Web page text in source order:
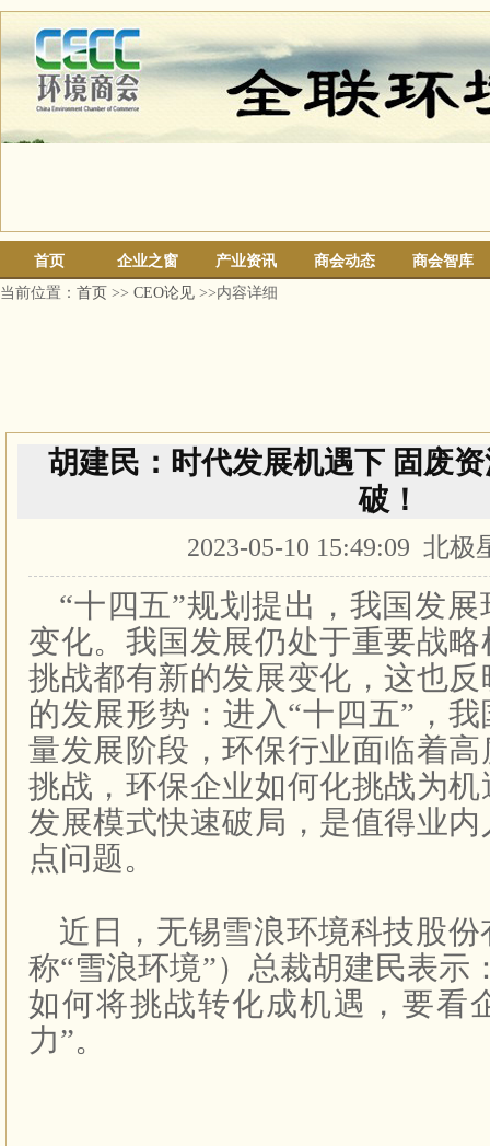
首页 企业之窗 产业资讯 商会动态
商会智库
当前位置： 首页 >> CEO论见 >>内容详细
胡建民：时代发展机遇下 固废
破！
2023-05-10 15:49:09 北极
“十四五”规划提出，我国发
变化。我国发展仍处于重要战
挑战都有新的发展变化，这也
的发展形势：进入“十四五”，
量发展阶段，环保行业面临着
挑战，环保企业如何化挑战为
发展模式快速破局，是值得业
点问题。
近日，无锡雪浪环境科技股
称“雪浪环境”）总裁胡建民表示
如何将挑战转化成机遇，要看
力”。